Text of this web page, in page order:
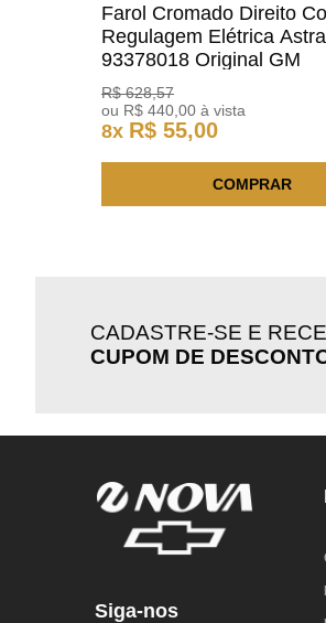
Farol Cromado Direito
Regulagem Elétrica
93378018 Original GM
R$ 628,57
ou R$ 440 ,00 à vista
8x R$ 55,00
COMPRAR
CADASTRE-SE E
CUPOM DE
Siga-nos